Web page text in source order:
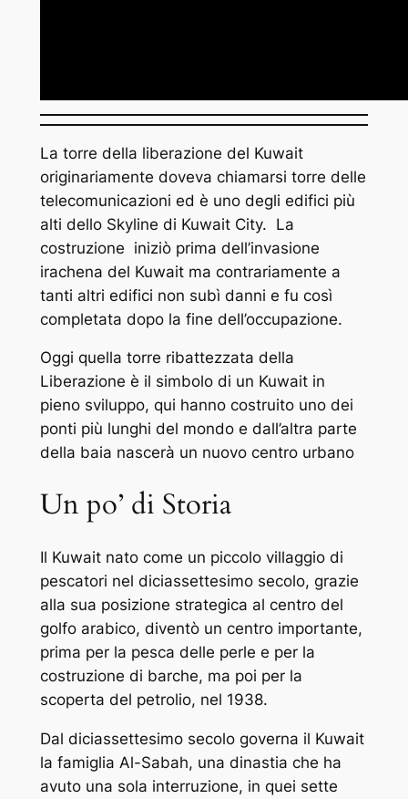
La torre della liberazione del Kuwait
originariamente doveva chiamarsi torre delle
telecomunicazioni ed è uno degli edifici più
alti dello Skyline di Kuwait City. La
costruzione iniziò prima dell’invasione
irachena del Kuwait ma contrariamente a
tanti altri edifici non subì danni e fu così
completata dopo la fine dell’occupazione.
Oggi quella torre ribattezzata della
Liberazione è il simbolo di un Kuwait in
pieno sviluppo, qui hanno costruito uno dei
ponti più lunghi del mondo e dall’altra parte
della baia nascerà un nuovo centro urbano
Un po’ di Storia
Il Kuwait nato come un piccolo villaggio di
pescatori nel diciassettesimo secolo, grazie
alla sua posizione strategica al centro del
golfo arabico, diventò un centro importante,
prima per la pesca delle perle e per la
costruzione di barche, ma poi per la
scoperta del petrolio, nel 1938.
Dal diciassettesimo secolo governa il Kuwait
la famiglia Al-Sabah, una dinastia che ha
avuto una sola interruzione, in quei sette